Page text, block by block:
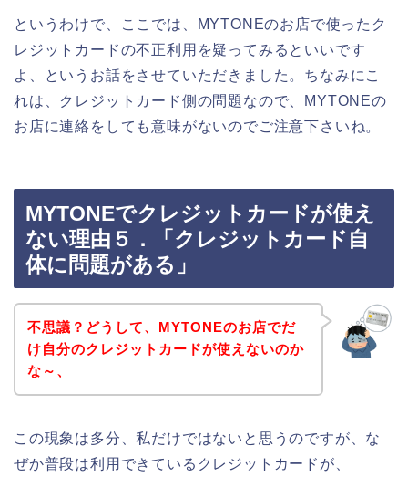
というわけで、ここでは、MYTONEのお店で使ったク
レジットカードの不正利用を疑ってみるといいです
よ、というお話をさせていただきました。ちなみにこ
れは、クレジットカード側の問題なので、MYTONEの
お店に連絡をしても意味がないのでご注意下さいね。
MYTONEでクレジットカードが使え
ない理由５．「クレジットカード自
体に問題がある」
不思議？どうして、MYTONEのお店でだ
け自分のクレジットカードが使えないのか
な～、
この現象は多分、私だけではないと思うのですが、な
ぜか普段は利用できているクレジットカードが、